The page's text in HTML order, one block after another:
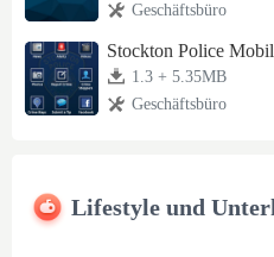
Geschäftsbüro
Stockton Police
1.3 + 5.35MB
Geschäftsbüro
Lifestyle und